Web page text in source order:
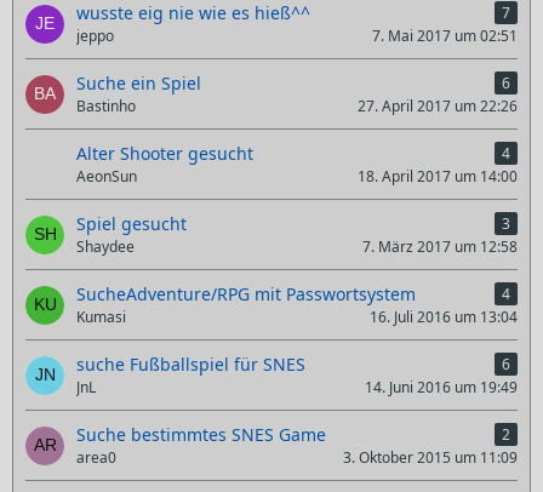
wusste eig nie wie es hieß^^
7
jeppo
7. Mai 2017 um 02:51
Suche ein Spiel
6
Bastinho
27. April 2017 um 22:26
Alter Shooter gesucht
4
AeonSun
18. April 2017 um 14:00
Spiel gesucht
3
Shaydee
7. März 2017 um 12:58
SucheAdventure/RPG mit Passwortsystem
4
Kumasi
16. Juli 2016 um 13:04
suche Fußballspiel für SNES
6
JnL
14. Juni 2016 um 19:49
Suche bestimmtes SNES Game
2
area0
3. Oktober 2015 um 11:09